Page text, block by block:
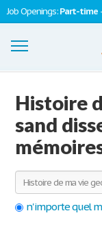
Job Openings:Part-time -
S'inscrire
Se connecter
Contactez-nous
Histoire
sand
n'importe quel